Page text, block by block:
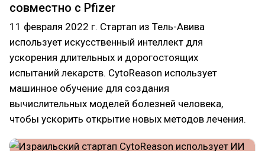
совместно с Pfizer
11 февраля 2022 г. Стартап из Тель-Авива
использует искусственный интеллект для
ускорения длительных и дорогостоящих
испытаний лекарств. CytoReason использует
машинное обучение для создания
вычислительных моделей болезней человека,
чтобы ускорить открытие новых методов лечения.